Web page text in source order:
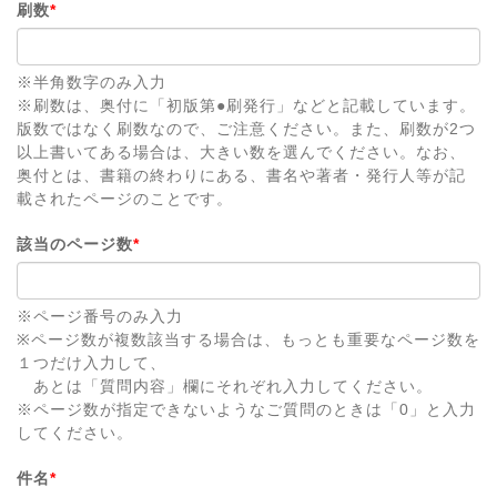
刷数*
※半角数字のみ入力
※刷数は、奥付に「初版第●刷発行」などと記載しています。
版数ではなく刷数なので、ご注意ください。また、刷数が2つ
以上書いてある場合は、大きい数を選んでください。なお、
奥付とは、書籍の終わりにある、書名や著者・発行人等が記
載されたページのことです。
該当のページ数*
※ページ番号のみ入力
※ページ数が複数該当する場合は、もっとも重要なページ数を
１つだけ入力して、
あとは「質問内容」欄にそれぞれ入力してください。
※ページ数が指定できないようなご質問のときは「0」と入力
してください。
件名*